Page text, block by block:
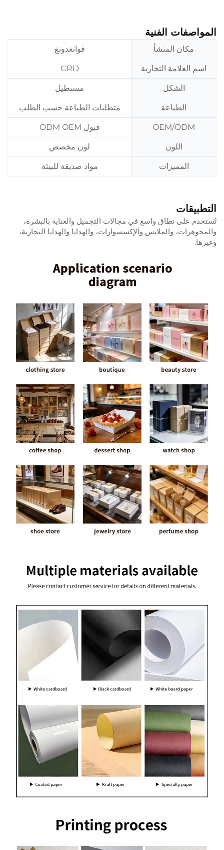
المواصفات الفنية
مكان المنشأ قوانغدونغ
اسم العلامة التجارية CRD
الشكل مستطيل
الطباعة متطلبات الطباعة حسب الطلب
OEM/ODM قبول ODM OEM
اللون لون مخصص
المميزات مواد صديقة للبيئة
التطبيقات
تُستخدم على نطاق واسع في مجالات التجميل والعناية بالبشرة،
والمجوهرات، والملابس والإكسسوارات، والهدايا والهدايا التجارية،
وغيرها.